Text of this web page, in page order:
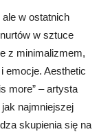
w ostatnich
w sztuce
z minimalizmem,
emocje. Aesthetic
more” – artysta
najmniejszej
skupienia się na